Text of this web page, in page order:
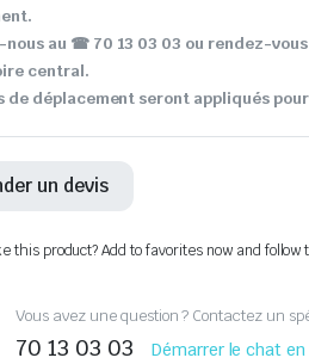
nous au ☎ 70 13 03 03 ou rendez-
central.
de déplacement seront appliqués
un devis
this product? Add to favorites now and follow
Vous avez une question ? Contactez un
70 13 03 03 Démarrer le chat